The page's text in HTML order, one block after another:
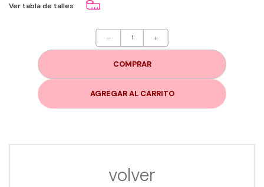
Ver tabla de talles
– +
COMPRAR
AGREGAR AL CARRITO
volver